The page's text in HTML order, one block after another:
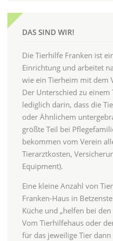
DAS SIND WIR!
Die Tierhilfe Franken ist
Einrichtung und arbeitet
wie ein Tierheim mit dem
Der Unterschied zu
lediglich darin, dass die
oder Ähnlichem
größte Teil bei
bekommen vom Verein
Tierarztkosten,
Equipment).
Eine kleine Anzahl von
Franken-Haus in
Küche und „helfen bei
Vom Tierhilfehaus oder
für das jeweilige Tier